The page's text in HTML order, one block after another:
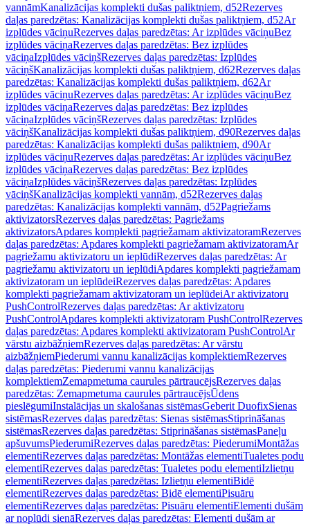
vannāmKanalizācijas komplekti dušas paliktņiem, d52Rezerves
daļas paredzētas: Kanalizācijas komplekti dušas paliktņiem, d52Ar
izplūdes vāciņuRezerves daļas paredzētas: Ar izplūdes vāciņuBez
izplūdes vāciņaRezerves daļas paredzētas: Bez izplūdes
vāciņaIzplūdes vāciņšRezerves daļas paredzētas: Izplūdes
vāciņšKanalizācijas komplekti dušas paliktņiem, d62Rezerves daļas
paredzētas: Kanalizācijas komplekti dušas paliktņiem, d62Ar
izplūdes vāciņuRezerves daļas paredzētas: Ar izplūdes vāciņuBez
izplūdes vāciņaRezerves daļas paredzētas: Bez izplūdes
vāciņaIzplūdes vāciņšRezerves daļas paredzētas: Izplūdes
vāciņšKanalizācijas komplekti dušas paliktņiem, d90Rezerves daļas
paredzētas: Kanalizācijas komplekti dušas paliktņiem, d90Ar
izplūdes vāciņuRezerves daļas paredzētas: Ar izplūdes vāciņuBez
izplūdes vāciņaRezerves daļas paredzētas: Bez izplūdes
vāciņaIzplūdes vāciņšRezerves daļas paredzētas: Izplūdes
vāciņšKanalizācijas komplekti vannām, d52Rezerves daļas
paredzētas: Kanalizācijas komplekti vannām, d52Pagriežams
aktivizatorsRezerves daļas paredzētas: Pagriežams
aktivizatorsApdares komplekti pagriežamam aktivizatoramRezerves
daļas paredzētas: Apdares komplekti pagriežamam aktivizatoramAr
pagriežamu aktivizatoru un ieplūdiRezerves daļas paredzētas: Ar
pagriežamu aktivizatoru un ieplūdiApdares komplekti pagriežamam
aktivizatoram un ieplūdeiRezerves daļas paredzētas: Apdares
komplekti pagriežamam aktivizatoram un ieplūdeiAr aktivizatoru
PushControlRezerves daļas paredzētas: Ar aktivizatoru
PushControlApdares komplekti aktivizatoram PushControlRezerves
daļas paredzētas: Apdares komplekti aktivizatoram PushControlAr
vārstu aizbāžņiemRezerves daļas paredzētas: Ar vārstu
aizbāžņiemPiederumi vannu kanalizācijas komplektiemRezerves
daļas paredzētas: Piederumi vannu kanalizācijas
komplektiemZemapmetuma caurules pārtraucējsRezerves daļas
paredzētas: Zemapmetuma caurules pārtraucējsŪdens
pieslēgumiInstalācijas un skalošanas sistēmasGeberit DuofixSienas
sistēmasRezerves daļas paredzētas: Sienas sistēmasStiprināšanas
sistēmasRezerves daļas paredzētas: Stiprināšanas sistēmasPaneļu
apšuvumsPiederumiRezerves daļas paredzētas: PiederumiMontāžas
elementiRezerves daļas paredzētas: Montāžas elementiTualetes podu
elementiRezerves daļas paredzētas: Tualetes podu elementiIzlietņu
elementiRezerves daļas paredzētas: Izlietņu elementiBidē
elementiRezerves daļas paredzētas: Bidē elementiPisuāru
elementiRezerves daļas paredzētas: Pisuāru elementiElementi dušām
ar noplūdi sienāRezerves daļas paredzētas: Elementi dušām ar